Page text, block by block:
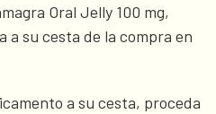
Oral Jelly 100 mg,
a su cesta de la compra en
a su cesta, proceda